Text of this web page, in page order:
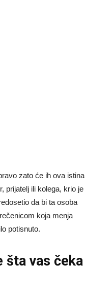
zato će ih ova istina
prijatelj ili kolega, krio je
da bi ta osoba
koja menja
potisnuto.
šta vas čeka